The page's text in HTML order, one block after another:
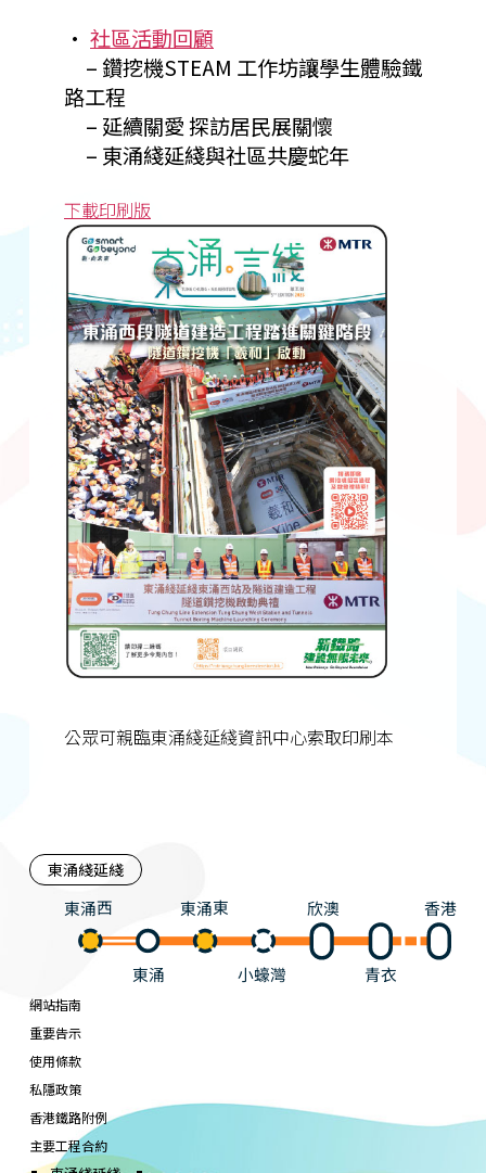
• 社區活動回顧
– 鑽挖機STEAM 工作坊讓學生體驗鐵
路工程
– 延續關愛 探訪居民展關懷
– 東涌綫延綫與社區共慶蛇年
下載印刷版
公眾可親臨東涌綫延綫資訊中心索取印刷本
東涌綫延綫
東涌
東涌東
東涌西 欣澳
青衣
香港
小蠔灣
網站指南
重要告示
使用條款
私隱政策
香港鐵路附例
主要工程合約